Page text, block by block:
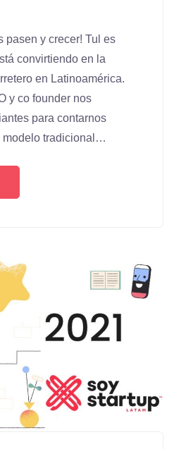
pasen y crecer! Tul es
convirtiendo en la
en Latinoamérica.
y co founder nos
para contarnos
modelo tradicional…